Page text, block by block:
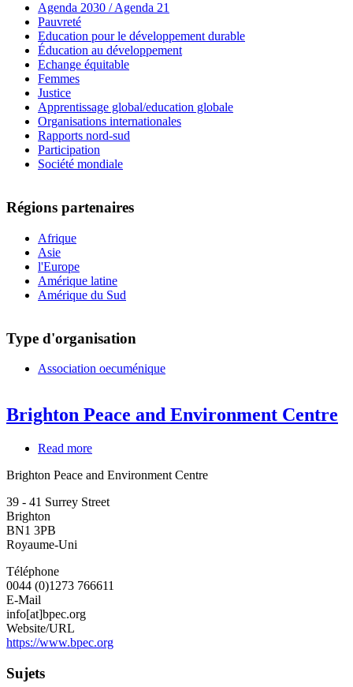
Agenda 2030 / Agenda 21
Pauvreté
Education pour le développement durable
Éducation au développement
Echange équitable
Femmes
Justice
Apprentissage global/education globale
Organisations internationales
Rapports nord-sud
Participation
Société mondiale
Régions partenaires
Afrique
Asie
l'Europe
Amérique latine
Amérique du Sud
Type d'organisation
Association oecuménique
Brighton Peace and Environment Centre
Read more
Peace
Environment
Brighton Peace and Environment Centre
39 - 41 Surrey Street
Brighton
BN1 3PB
Royaume-Uni
Téléphone
0044 (0)1273 766611
E-Mail
info[at]bpec.org
Website/URL
https://www.bpec.org
Sujets